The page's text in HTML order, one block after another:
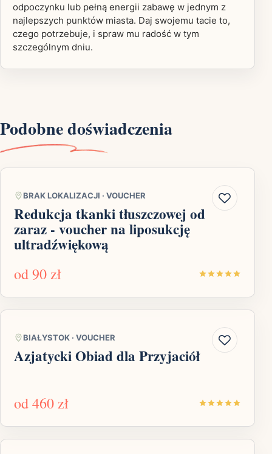
odpoczynku lub pełną energii zabawę w jednym z
najlepszych punktów miasta. Daj swojemu tacie to,
czego potrzebuje, i spraw mu radość w tym
szczególnym dniu.
Podobne doświadczenia
BRAK LOKALIZACJI · VOUCHER
Redukcja tkanki tłuszczowej od
zaraz - voucher na liposukcję
ultradźwiękową
od90 zł
BIAŁYSTOK · VOUCHER
Azjatycki Obiad dla Przyjaciół
od460 zł